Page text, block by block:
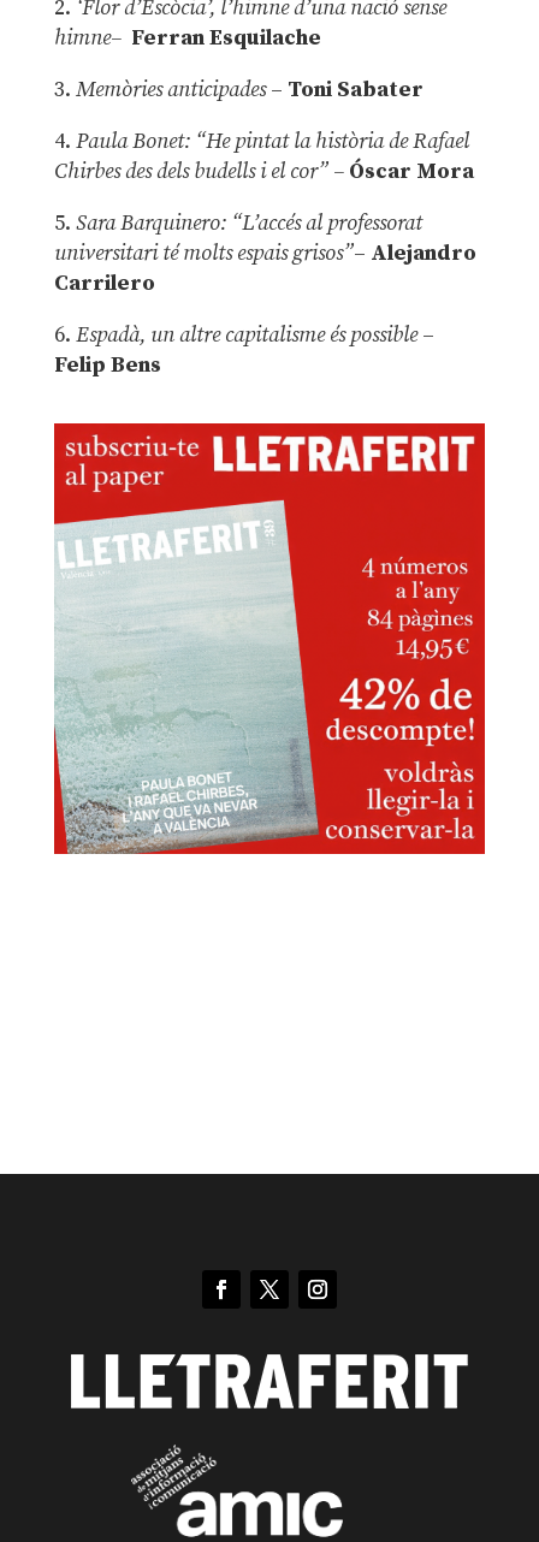
2. ‘Flor d’Escòcia’, l’himne d’una nació sense
himne– Ferran Esquilache
3. Memòries anticipades– Toni Sabater
4. Paula Bonet: “He pintat la història de Rafael
Chirbes des dels budells i el cor” –Óscar Mora
5. Sara Barquinero: “L’accés al professorat
universitari té molts espais grisos”– Alejandro
Carrilero
6. Espadà, un altre capitalisme és possible –
Felip Bens